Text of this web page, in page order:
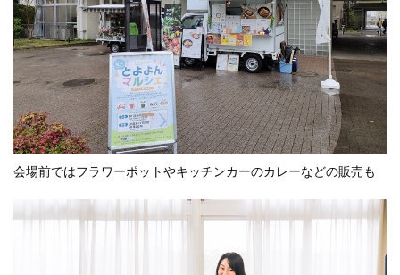
会場前ではフラワーポットやキッチンカーのカレーなどの販売も